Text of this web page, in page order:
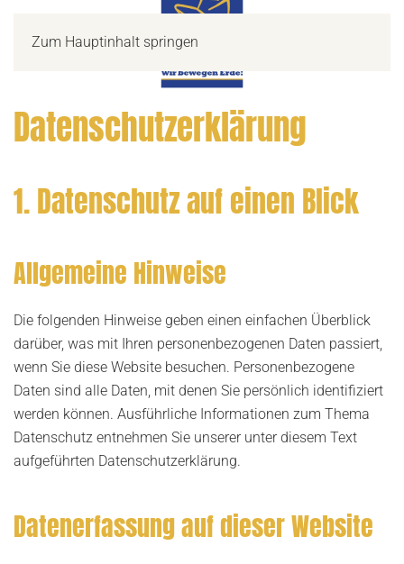
Zum Hauptinhalt springen
Datenschutz­erklärung
1. Datenschutz auf einen Blick
Allgemeine Hinweise
Die folgenden Hinweise geben einen einfachen Überblick
darüber, was mit Ihren personenbezogenen Daten passiert,
wenn Sie diese Website besuchen. Personenbezogene
Daten sind alle Daten, mit denen Sie persönlich identifiziert
werden können. Ausführliche Informationen zum Thema
Datenschutz entnehmen Sie unserer unter diesem Text
aufgeführten Datenschutzerklärung.
Datenerfassung auf dieser Website